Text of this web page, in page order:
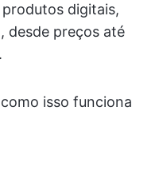
digitais,
desde preços até
isso funciona